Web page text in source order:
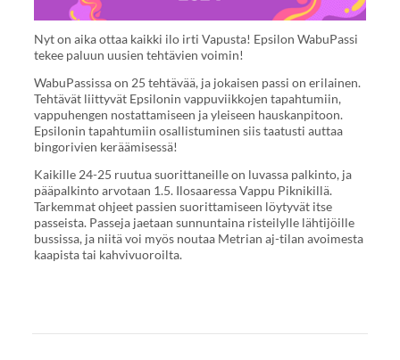
Nyt on aika ottaa kaikki ilo irti Vapusta! Epsilon WabuPassi
tekee paluun uusien tehtävien voimin!
WabuPassissa on 25 tehtävää, ja jokaisen passi on erilainen.
Tehtävät liittyvät Epsilonin vappuviikkojen tapahtumiin,
vappuhengen nostattamiseen ja yleiseen hauskanpitoon.
Epsilonin tapahtumiin osallistuminen siis taatusti auttaa
bingorivien keräämisessä!
Kaikille 24-25 ruutua suorittaneille on luvassa palkinto, ja
pääpalkinto arvotaan 1.5. Ilosaaressa Vappu Piknikillä.
Tarkemmat ohjeet passien suorittamiseen löytyvät itse
passeista. Passeja jaetaan sunnuntaina risteilylle lähtijöille
bussissa, ja niitä voi myös noutaa Metrian aj-tilan avoimesta
kaapista tai kahvivuoroilta.